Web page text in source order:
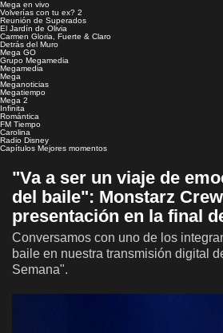
Mega en vivo
Volverías con tu ex? 2
Reunión de Superados
El Jardín de Olivia
Carmen Gloria, Fuerte & Claro
Detrás del Muro
Mega GO
Grupo Megamedia
Megamedia
Mega
Meganoticias
Megatiempo
Mega 2
Infinita
Romántica
FM Tiempo
Carolina
Radio Disney
Capítulos Mejores momentos
"Va a ser un viaje de
del baile": Monstarz
presentación en la final
Conversamos con uno de los
baile en nuestra transmisión digital
Semana".